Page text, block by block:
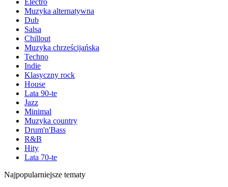
Electro
Muzyka alternatywna
Dub
Salsa
Chillout
Muzyka chrześcijańska
Techno
Indie
Klasyczny rock
House
Lata 90-te
Jazz
Minimal
Muzyka country
Drum'n'Bass
R&B
Hity
Lata 70-te
Najpopularniejsze tematy